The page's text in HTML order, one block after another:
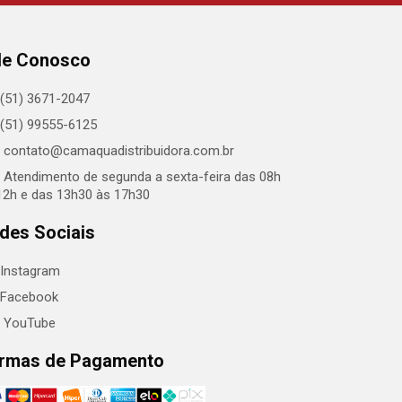
Conosco
(51) 3671-2047
(51) 99555-6125
contato@camaquadistribuidora.com.br
Atendimento de segunda a sexta-feira das 08h
e das 13h30 às 17h30
Sociais
Instagram
Facebook
YouTube
de Pagamento